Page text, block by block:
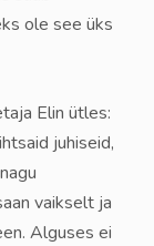
ole see üks
Elin ütles:
juhiseid,
vaikselt ja
Alguses ei